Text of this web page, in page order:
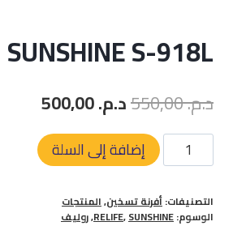
SUNSHINE S-918L
د.م.550,00
السعر
الأصلي
هو:
د.م.
السعر
هو:
كمية
SUNSHINE
918L
إضافة إلى السلة
التصنيفات:أفرنة تسخين,المنتجات
الوسوم:
RELIFE,SUNSHINE
,روليف